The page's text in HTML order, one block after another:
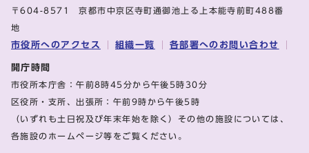
〒604-8571 京都市中京区寺町通御池上る上本能寺前町488番
地
市役所へのアクセス 組織一覧 各部署へのお問い合わせ
開庁時間
市役所本庁舎：午前8時45分から午後5時30分
区役所・支所、出張所：午前9時から午後5時
（いずれも土日祝及び年末年始を除く）その他の施設については、
各施設のホームページ等をご覧ください。